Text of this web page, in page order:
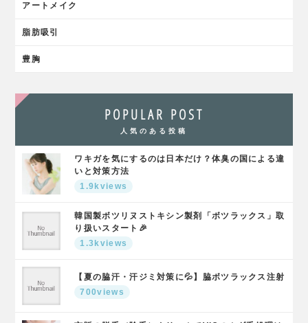
アートメイク
脂肪吸引
豊胸
POPULAR POST
人気のある投稿
ワキガを気にするのは日本だけ？体臭の国による違
いと対策方法
1.9kviews
韓国製ボツリヌストキシン製剤「ボツラックス」取
り扱いスタート🎉
1.3kviews
【夏の脇汗・汗ジミ対策に💦】脇ボツラックス注射
700views